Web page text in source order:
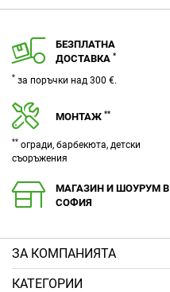
БЕЗПЛАТНА
ДОСТАВКА *
* за поръчки над 300 €.
МОНТАЖ **
** огради, барбекюта, детски
съоръжения
МАГАЗИН И ШОУРУМ В
СОФИЯ
ЗA КОМПАНИЯТА
КАТЕГОРИИ